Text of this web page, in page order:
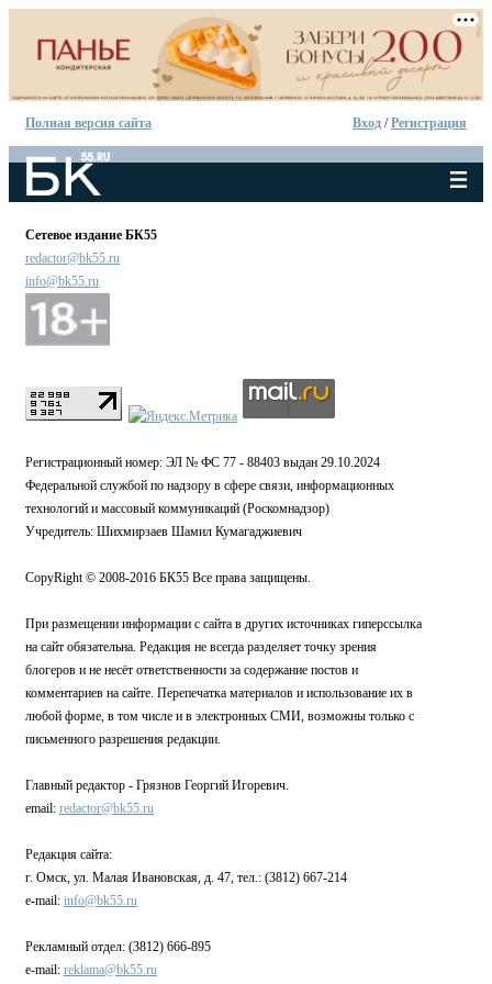
Полная версия сайта Вход /Регистрация
Сетевое издание БК55
redactor@bk55.ru
info@bk55.ru
Регистрационный номер: ЭЛ № ФС 77 - 88403 выдан 29.10.2024
Федеральной службой по надзору в сфере связи, информационных
технологий и массовый коммуникаций (Роскомнадзор)
Учредитель: Шихмирзаев Шамил Кумагаджиевич
CopyRight © 2008-2016 БК55 Все права защищены.
При размещении информации с сайта в других источниках гиперссылка
на сайт обязательна. Редакция не всегда разделяет точку зрения
блогеров и не несёт ответственности за содержание постов и
комментариев на сайте. Перепечатка материалов и использование их в
любой форме, в том числе и в электронных СМИ, возможны только с
письменного разрешения редакции.
Главный редактор - Грязнов Георгий Игоревич.
email: redactor@bk55.ru
Редакция сайта:
г. Омск, ул. Малая Ивановская, д. 47, тел.: (3812) 667-214
e-mail: info@bk55.ru
Рекламный отдел: (3812) 666-895
e-mail: reklama@bk55.ru